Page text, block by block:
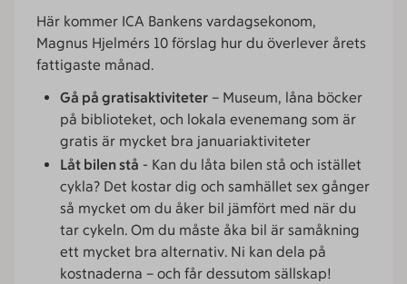
Här kommer ICA Bankens vardagsekonom,
Magnus Hjelmérs 10 förslag hur du överlever årets
fattigaste månad.
Gå på gratisaktiviteter – Museum, låna böcker
på biblioteket, och lokala evenemang som är
gratis är mycket bra januariaktiviteter
Låt bilen stå - Kan du låta bilen stå och istället
cykla? Det kostar dig och samhället sex gånger
så mycket om du åker bil jämfört med när du
tar cykeln. Om du måste åka bil är samåkning
ett mycket bra alternativ. Ni kan dela på
kostnaderna – och får dessutom sällskap!